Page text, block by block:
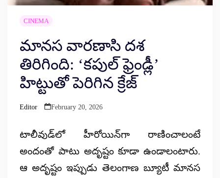
CINEMA
మానస వారణాసి దశ
తిరిగింది: ‘కపుల్ ఫ్రెండ్లీ’
హిట్టుతో పెరిగిన క్రేజ్
Posted
Editor February 20, 2026
టాలీవుడ్‌లో హీరోయిన్‌గా రాణించాలంటే
అందంతో పాటు అదృష్టం కూడా ఉండాలంటారు.
ఆ అదృష్టం ఇప్పుడు తెలంగాణ బ్యూటీమానస